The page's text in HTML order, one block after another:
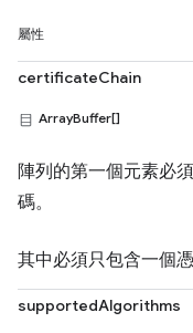
屬性
certificateChain
ArrayBuffer[]
陣列的第一個元素必
碼。
其中必須只包含一個憑
supportedAlgorithms